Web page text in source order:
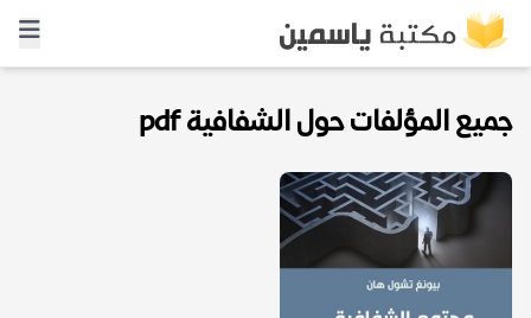
جميع المؤلفات حول الشفافية pdf